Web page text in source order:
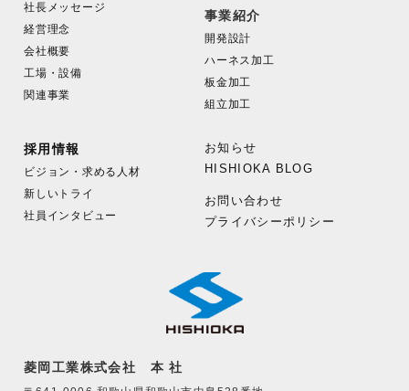
社長メッセージ
経営理念
会社概要
工場・設備
関連事業
事業紹介
開発設計
ハーネス加工
板金加工
組立加工
採用情報
ビジョン・求める人材
新しいトライ
社員インタビュー
お知らせ
HISHIOKA BLOG
お問い合わせ
プライバシーポリシー
菱岡工業株式会社 本 社